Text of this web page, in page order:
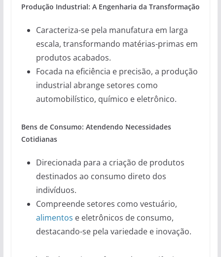
Produção Industrial: A Engenharia da Transformação
Caracteriza-se pela manufatura em larga
escala, transformando matérias-primas em
produtos acabados.
Focada na eficiência e precisão, a produção
industrial abrange setores como
automobilístico, químico e eletrônico.
Bens de Consumo: Atendendo Necessidades
Cotidianas
Direcionada para a criação de produtos
destinados ao consumo direto dos
indivíduos.
Compreende setores como vestuário,
alimentos e eletrônicos de consumo,
destacando-se pela variedade e inovação.